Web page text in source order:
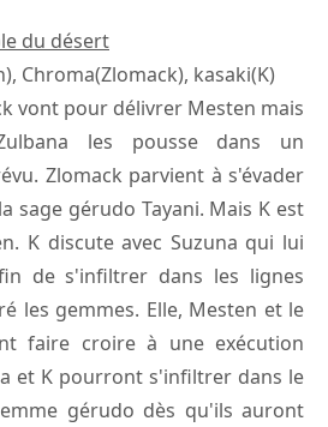
du désert
Chroma(Zlomack), kasaki(K)
vont pour délivrer Mesten mais
les pousse dans un
Zlomack parvient à s'évader
sage gérudo Tayani. Mais K est
K discute avec Suzuna qui lui
de s'infiltrer dans les lignes
les gemmes. Elle, Mesten et le
faire croire à une exécution
et K pourront s'infiltrer dans le
gérudo dès qu'ils auront